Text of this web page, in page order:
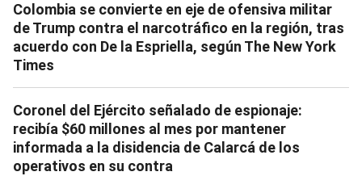
Colombia se convierte en eje de ofensiva militar
de Trump contra el narcotráfico en la región, tras
acuerdo con De la Espriella, según The New York
Times
Coronel del Ejército señalado de espionaje:
recibía $60 millones al mes por mantener
informada a la disidencia de Calarcá de los
operativos en su contra